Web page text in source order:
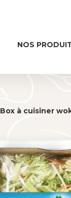
NOS
Box à cuisiner